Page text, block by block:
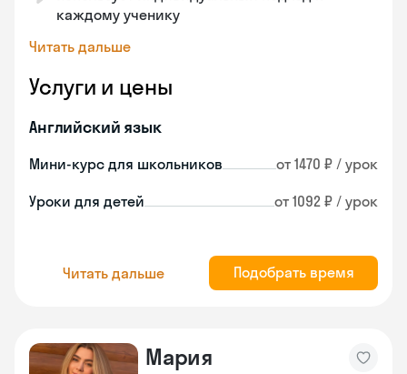
каждому ученику
Читать дальше
Услуги и цены
Английский язык
Мини-курс для школьников от 1470 ₽ / урок
Уроки для детей от 1092 ₽ / урок
Читать дальше Подобрать время
Мария